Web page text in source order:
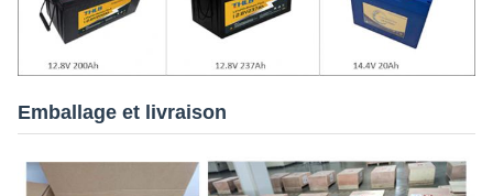
Emballage et livraison